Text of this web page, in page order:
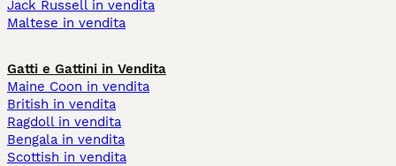
Jack Russell in vendita
Maltese in vendita
Gatti e Gattini in Vendita
Maine Coon in vendita
British in vendita
Ragdoll in vendita
Bengala in vendita
Scottish in vendita